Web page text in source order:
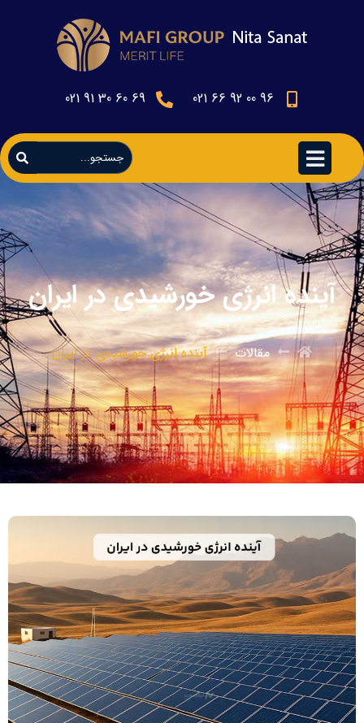
96 00 92 66 021
69 60 30 91 021
آینده انرژی خورشیدی در ایران
مقالات آینده انرژی خورشیدی در ایران